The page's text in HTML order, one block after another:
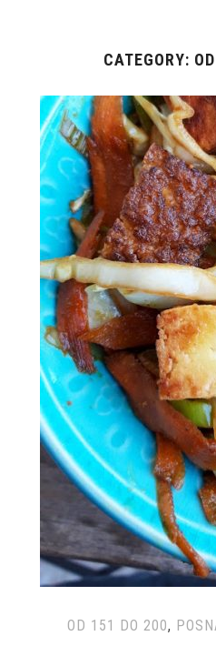
CATEGORY:
OD 151 DO 200,